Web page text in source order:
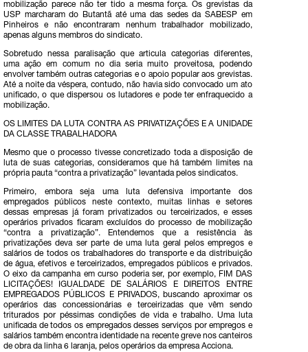
mobilização parece não ter tido a mesma força. Os grevistas da
USP marcharam do Butantã até uma das sedes da SABESP em
Pinheiros e não encontraram nenhum trabalhador mobilizado,
apenas alguns membros do sindicato.
Sobretudo nessa paralisação que articula categorias diferentes,
uma ação em comum no dia seria muito proveitosa, podendo
envolver também outras categorias e o apoio popular aos grevistas.
Até a noite da véspera, contudo, não havia sido convocado um ato
unificado, o que dispersou os lutadores e pode ter enfraquecido a
mobilização.
OS LIMITES DA LUTA CONTRA AS PRIVATIZAÇÕES E A UNIDADE
DA CLASSE TRABALHADORA
Mesmo que o processo tivesse concretizado toda a disposição de
luta de suas categorias, consideramos que há também limites na
própria pauta “contra a privatização” levantada pelos sindicatos.
Primeiro, embora seja uma luta defensiva importante dos
empregados públicos neste contexto, muitas linhas e setores
dessas empresas já foram privatizados ou terceirizados, e esses
operários privados ficaram excluídos do processo de mobilização
“contra a privatização”. Entendemos que a resistência às
privatizações deva ser parte de uma luta geral pelos empregos e
salários de todos os trabalhadores do transporte e da distribuição
de água, efetivos e terceirizados, empregados públicos e privados.
O eixo da campanha em curso poderia ser, por exemplo, FIM DAS
LICITAÇÕES! IGUALDADE DE SALÁRIOS E DIREITOS ENTRE
EMPREGADOS PÚBLICOS E PRIVADOS, buscando aproximar os
operários das concessionárias e terceirizadas que vêm sendo
triturados por péssimas condições de vida e trabalho. Uma luta
unificada de todos os empregados desses serviços por empregos e
salários também encontra identidade na recente greve nos canteiros
de obra da linha 6 laranja, pelos operários da empresa Acciona.